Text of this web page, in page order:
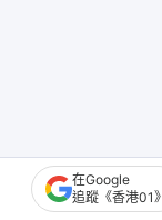
在Google
追蹤《香港01》